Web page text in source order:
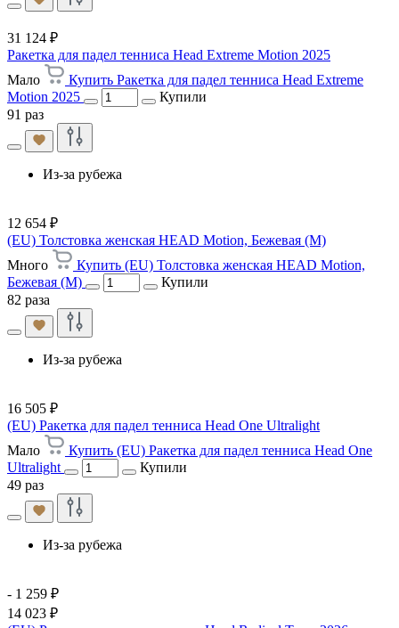
31 124 ₽
Ракетка для падел тенниса Head Extreme Motion 2025
Мало
Купить Ракетка для падел тенниса Head Extreme
Motion 2025
Купили
91 раз
Из-за рубежа
12 654 ₽
(EU) Толстовка женская HEAD Motion, Бежевая (M)
Много
Купить (EU) Толстовка женская HEAD Motion,
Бежевая (M)
Купили
82 раза
Из-за рубежа
16 505 ₽
(EU) Ракетка для падел тенниса Head One Ultralight
Мало
Купить (EU) Ракетка для падел тенниса Head One
Ultralight
Купили
49 раз
Из-за рубежа
- 1 259 ₽
14 023 ₽